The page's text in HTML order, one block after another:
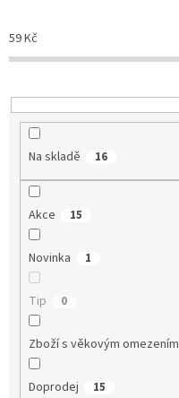
p
r
o
u
59Kč
Na skladě 16
Akce 15
Novinka 1
Tip 0
Zboží s věkovým omezením
Doprodej 15